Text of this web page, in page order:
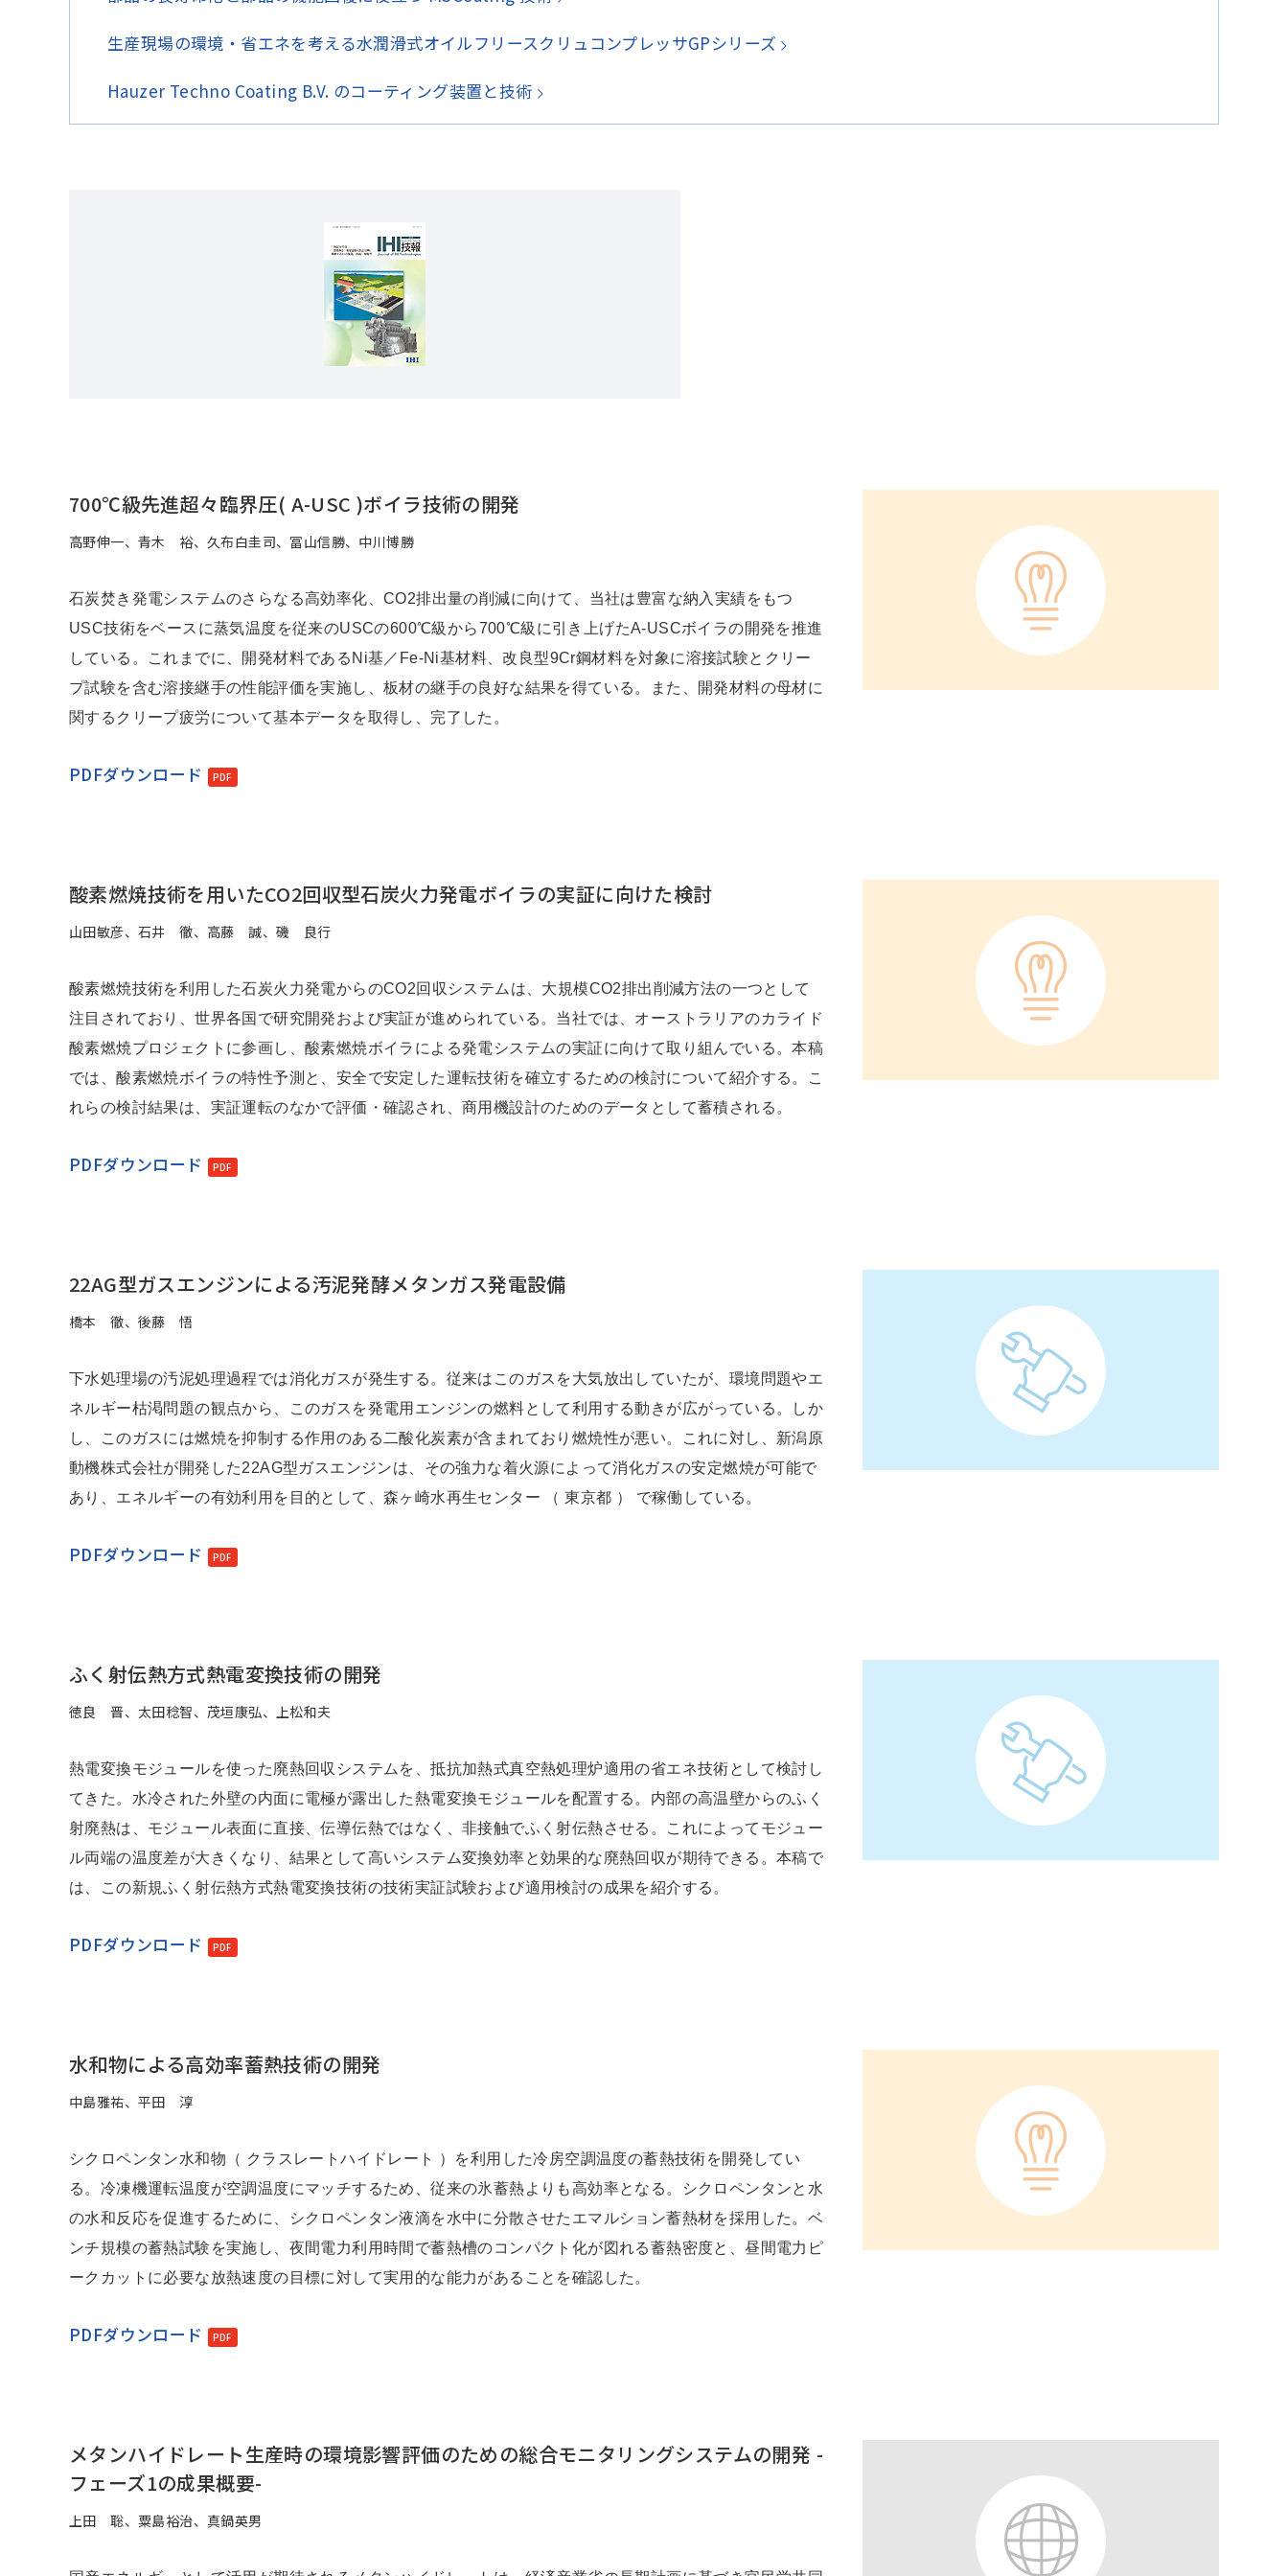
Change
現在は日本サイトをご利用中です
米州 (English)
海外事務所 海外現地法人/合弁会社
生産現場の環境・省エネを考える水潤滑式オイルフリースクリュコンプレッサGPシリーズ
Hauzer Techno Coating B.V. のコーティング装置と技術
700℃級先進超々臨界圧( A-USC )ボイラ技術の開発
高野伸一、青木 裕、久布白圭司、冨山信勝、中川博勝
石炭焚き発電システムのさらなる高効率化、CO2排出量の削減に向けて、当社は豊富な納入実績をもつ
USC技術をベースに蒸気温度を従来のUSCの600℃級から700℃級に引き上げたA-USCボイラの開発を推進
している。これまでに、開発材料であるNi基／Fe-Ni基材料、改良型9Cr鋼材料を対象に溶接試験とクリー
プ試験を含む溶接継手の性能評価を実施し、板材の継手の良好な結果を得ている。また、開発材料の母材に
関するクリープ疲労について基本データを取得し、完了した。
PDFダウンロード
酸素燃焼技術を用いたCO2回収型石炭火力発電ボイラの実証に向けた検討
山田敏彦、石井 徹、高藤 誠、磯 良行
酸素燃焼技術を利用した石炭火力発電からのCO2回収システムは、大規模CO2排出削減方法の一つとして
注目されており、世界各国で研究開発および実証が進められている。当社では、オーストラリアのカライド
酸素燃焼プロジェクトに参画し、酸素燃焼ボイラによる発電システムの実証に向けて取り組んでいる。本稿
では、酸素燃焼ボイラの特性予測と、安全で安定した運転技術を確立するための検討について紹介する。こ
れらの検討結果は、実証運転のなかで評価・確認され、商用機設計のためのデータとして蓄積される。
PDFダウンロード
22AG型ガスエンジンによる汚泥発酵メタンガス発電設備
橋本 徹、後藤 悟
下水処理場の汚泥処理過程では消化ガスが発生する。従来はこのガスを大気放出していたが、環境問題やエ
ネルギー枯渇問題の観点から、このガスを発電用エンジンの燃料として利用する動きが広がっている。しか
し、このガスには燃焼を抑制する作用のある二酸化炭素が含まれており燃焼性が悪い。これに対し、新潟原
動機株式会社が開発した22AG型ガスエンジンは、その強力な着火源によって消化ガスの安定燃焼が可能で
あり、エネルギーの有効利用を目的として、森ヶ崎水再生センター （ 東京都 ） で稼働している。
PDFダウンロード
ふく射伝熱方式熱電変換技術の開発
徳良 晋、太田稔智、茂垣康弘、上松和夫
熱電変換モジュールを使った廃熱回収システムを、抵抗加熱式真空熱処理炉適用の省エネ技術として検討し
てきた。水冷された外壁の内面に電極が露出した熱電変換モジュールを配置する。内部の高温壁からのふく
射廃熱は、モジュール表面に直接、伝導伝熱ではなく、非接触でふく射伝熱させる。これによってモジュー
ル両端の温度差が大きくなり、結果として高いシステム変換効率と効果的な廃熱回収が期待できる。本稿で
は、この新規ふく射伝熱方式熱電変換技術の技術実証試験および適用検討の成果を紹介する。
PDFダウンロード
水和物による高効率蓄熱技術の開発
中島雅祐、平田 淳
シクロペンタン水和物（ クラスレートハイドレート ）を利用した冷房空調温度の蓄熱技術を開発してい
る。冷凍機運転温度が空調温度にマッチするため、従来の氷蓄熱よりも高効率となる。シクロペンタンと水
の水和反応を促進するために、シクロペンタン液滴を水中に分散させたエマルション蓄熱材を採用した。ベ
ンチ規模の蓄熱試験を実施し、夜間電力利用時間で蓄熱槽のコンパクト化が図れる蓄熱密度と、昼間電力ピ
ークカットに必要な放熱速度の目標に対して実用的な能力があることを確認した。
PDFダウンロード
メタンハイドレート生産時の環境影響評価のための総合モニタリングシステムの開発 -
フェーズ1の成果概要-
上田 聡、粟島裕治、真鍋英男